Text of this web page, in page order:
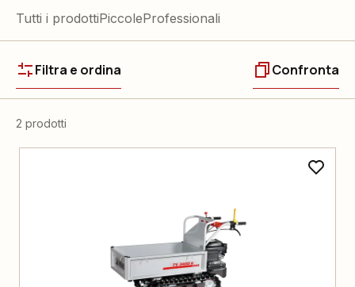
Tutti i prodottiPiccoleProfessionali
Filtra e ordina Confronta
2 prodotti